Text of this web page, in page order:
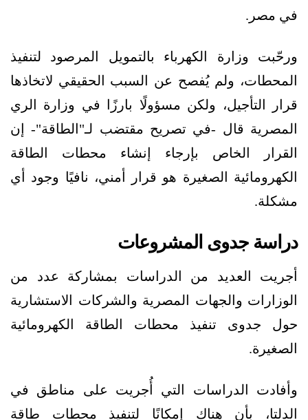
في مصر.
ورحّبت وزارة الكهرباء بالتمويل المرصود لتنفيذ
المحطات، ولم يُفصح عن السبب الحقيقي لاتخاذها
قرار التأجيل، ولكن مسؤولًا بارزًا في وزارة الري
المصرية قال -في تصريح مقتضب لـ"الطاقة"- إن
القرار الخاص بإرجاء إنشاء محطات الطاقة
الكهرومائية الصغيرة هو قرار أمني، نافيًا وجود أي
مشكلة.
دراسة جدوى المشروعات
أجريت العديد من الدراسات بمشاركة عدد من
الوزارات والجهات المصرية والشركات الاستشارية
حول جدوى تنفيذ محطات الطاقة الكهرومائية
الصغيرة.
وأفادت الدراسات التي أُجريت على مناطق في
الدلتا، بأن هناك إمكانًا لتنفيذ محطات طاقة